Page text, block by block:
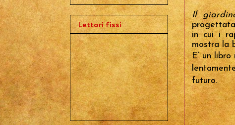
Il
in cui i
mostra la
E’ un
futuro.
Lettori fissi